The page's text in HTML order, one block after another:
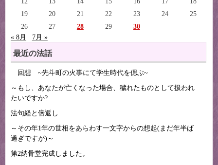
19
20 21 22 23 24
25
26
27 28 29
30
« 8月
7月 »
最近の法話
回想 ~先斗町の火事にて学生時代を偲ぶ~
～もし、あなたが亡くなった場合、穢れたものとして扱われ
たいですか?
法句経と倍返し
～その年1年の世相をあらわす一文字からの想起(まだ年半ば
過ぎですが)～
第2納骨堂完成しました。